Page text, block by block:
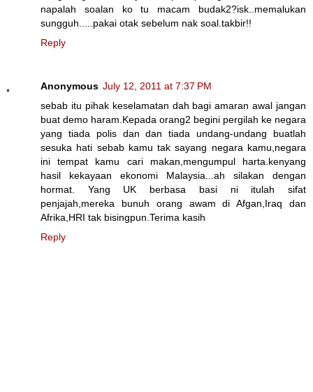
napalah soalan ko tu macam budak2?isk..memalukan
sungguh.....pakai otak sebelum nak soal.takbir!!
Reply
Anonymous July 12, 2011 at 7:37 PM
sebab itu pihak keselamatan dah bagi amaran awal jangan
buat demo haram.Kepada orang2 begini pergilah ke negara
yang tiada polis dan dan tiada undang-undang buatlah
sesuka hati sebab kamu tak sayang negara kamu,negara
ini tempat kamu cari makan,mengumpul harta.kenyang
hasil kekayaan ekonomi Malaysia...ah silakan dengan
hormat. Yang UK berbasa basi ni itulah sifat
penjajah,mereka bunuh orang awam di Afgan,Iraq dan
Afrika,HRI tak bisingpun.Terima kasih
Reply